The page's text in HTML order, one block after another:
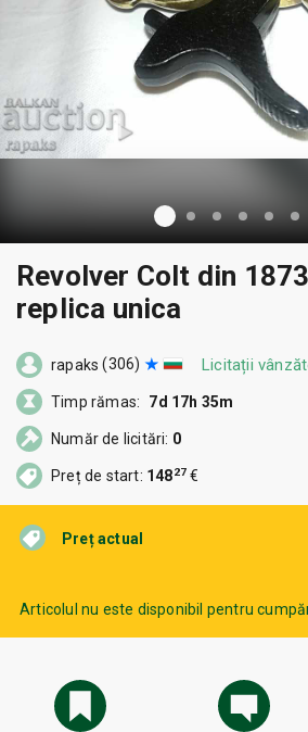
Revolver Colt din
replica unica
Preț actual
Articolul nu este disponibil pentru
rapaks (306) Licitații
Timp rămas: 7d 17h 35m
Număr de licitări: 0
Preț de start: 14827 €